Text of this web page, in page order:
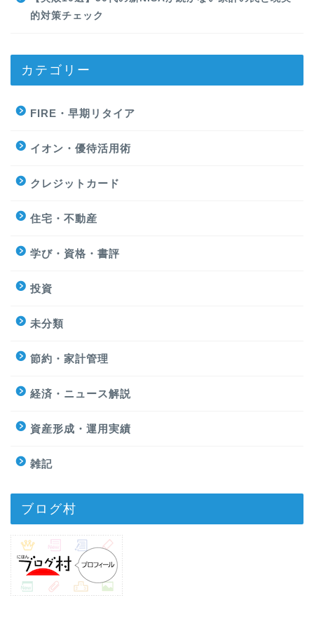
的対策チェック
カテゴリー
FIRE・早期リタイア
イオン・優待活用術
クレジットカード
住宅・不動産
学び・資格・書評
投資
未分類
節約・家計管理
経済・ニュース解説
資産形成・運用実績
雑記
ブログ村